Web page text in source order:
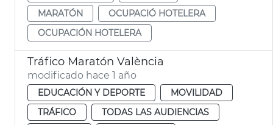
MARATÓN
OCUPACIÓ HOTELERA
OCUPACIÓN HOTELERA
Tráfico Maratón València
modificado hace 1 año
EDUCACIÓN Y DEPORTE
MOVILIDAD
TRÁFICO
TODAS LAS AUDIENCIAS